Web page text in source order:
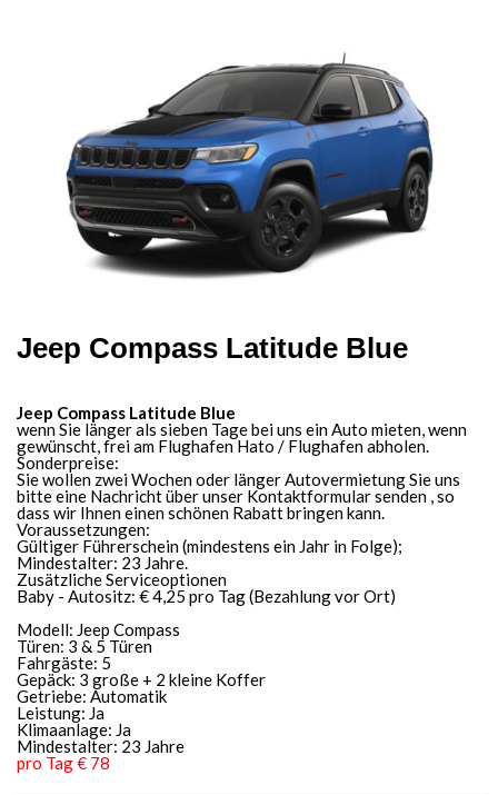
Jeep Compass Latitude Blue
Jeep Compass Latitude Blue
wenn Sie länger als sieben Tage bei uns ein Auto mieten, wenn
gewünscht, frei am Flughafen Hato / Flughafen abholen.
Sonderpreise:
Sie wollen zwei Wochen oder länger Autovermietung Sie uns
bitte eine Nachricht über unser Kontaktformular senden , so
dass wir Ihnen einen schönen Rabatt bringen kann.
Voraussetzungen:
Gültiger Führerschein (mindestens ein Jahr in Folge);
Mindestalter: 23 Jahre.
Zusätzliche Serviceoptionen
Baby - Autositz: € 4,25 pro Tag (Bezahlung vor Ort)
Modell: Jeep Compass
Türen: 3 & 5 Türen
Fahrgäste: 5
Gepäck: 3 große + 2 kleine Koffer
Getriebe: Automatik
Leistung: Ja
Klimaanlage: Ja
Mindestalter: 23 Jahre
pro Tag € 78